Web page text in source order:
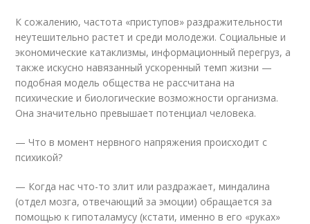
К сожалению, частота «приступов» раздражительности
неутешительно растет и среди молодежи. Социальные и
экономические катаклизмы, информационный перегруз, а
также искусно навязанный ускоренный темп жизни —
подобная модель общества не рассчитана на
психические и биологические возможности организма.
Она значительно превышает потенциал человека.
— Что в момент нервного напряжения происходит с
психикой?
— Когда нас что-то злит или раздражает, миндалина
(отдел мозга, отвечающий за эмоции) обращается за
помощью к гипоталамусу (кстати, именно в его «руках»